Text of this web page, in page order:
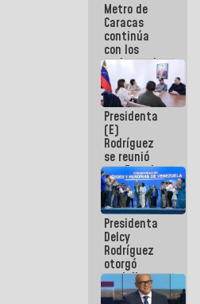
Metro de
Caracas
continúa
con los
trabajos de
mantenimiento
e inspección
en la Línea 2
Presidenta
(E)
Rodríguez
se reunió
con Estado
Mayor
Eléctrico
para
abordar
planes de
acción
Presidenta
Delcy
Rodríguez
otorgó
medalla
"Héroe de